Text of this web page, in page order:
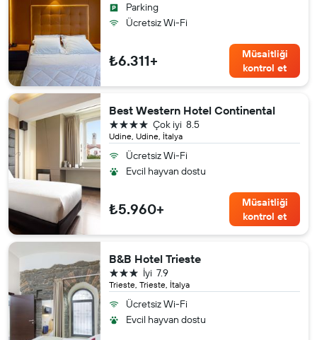
Parking
Ücretsiz Wi-Fi
₺6.311+
Müsaitliği
kontrol et
Best Western Hotel Continental
Udine, Udine, İtalya
8.5
Çok iyi
4 yıldız
Ücretsiz Wi-Fi
Evcil hayvan dostu
₺5.960+
Müsaitliği
kontrol et
B&B Hotel Trieste
Trieste, Trieste, İtalya
7.9
İyi
3 yıldız
Ücretsiz Wi-Fi
Evcil hayvan dostu